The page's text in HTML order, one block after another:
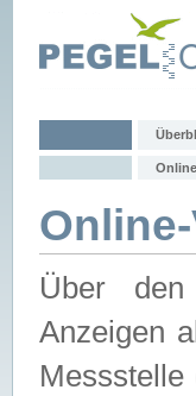
Über den
Anzeigen